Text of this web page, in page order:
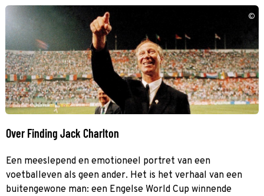
©
Over Finding Jack Charlton
Een meeslepend en emotioneel portret van een
voetballeven als geen ander. Het is het verhaal van een
buitengewone man: een Engelse World Cup winnende